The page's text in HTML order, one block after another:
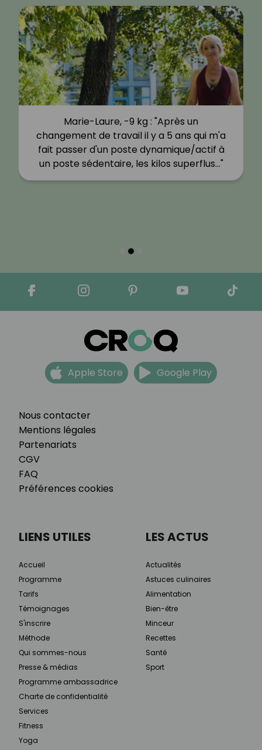
Marie-Laure, -9 kg : "Après un
changement de travail il y a 5 ans qui m'a
fait passer d'un poste dynamique/actif à
un poste sédentaire, les kilos superflus…"
Nous contacter
Mentions légales
Partenariats
CGV
FAQ
Préférences cookies
Apple Store Google Play
LIENS UTILES
Accueil
Programme
Tarifs
Témoignages
S'inscrire
Méthode
Qui sommes-nous
Presse & médias
Programme ambassadrice
Charte de confidentialité
Services
Fitness
Yoga
LES ACTUS
Actualités
Astuces culinaires
Alimentation
Bien-être
Minceur
Recettes
Santé
Sport